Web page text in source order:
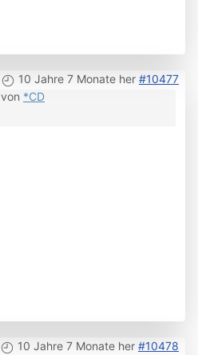
10 Jahre 7 Monate her #10477
von *CD
10 Jahre 7 Monate her #10478